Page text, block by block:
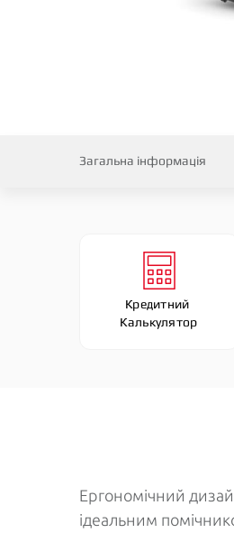
Загальна інформація
Кредитний
Калькулятор
Ергономічний
ідеальним